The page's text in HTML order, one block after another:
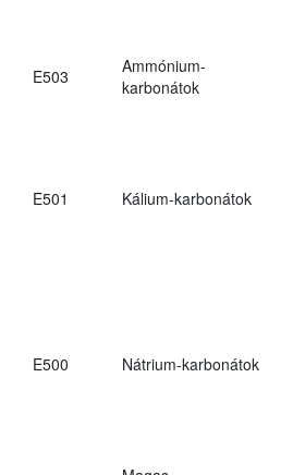
E503
Ammónium-
karbonátok
E501 Kálium-karbonátok
E500 Nátrium-karbonátok